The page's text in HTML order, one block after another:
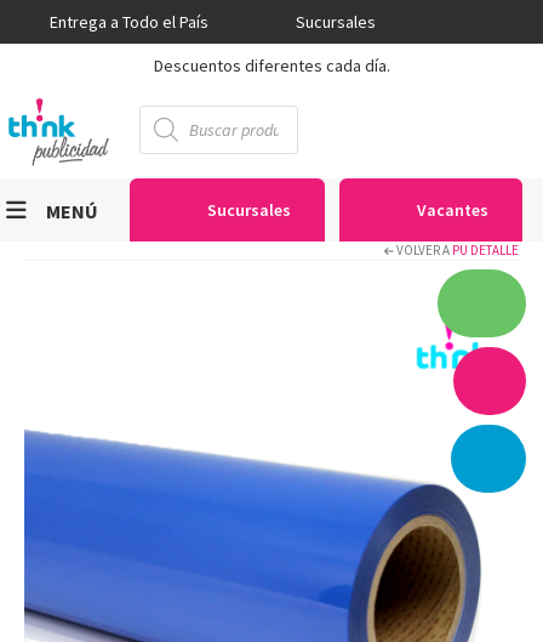
Entrega a Todo el País
Sucursales
Descuentos diferentes cada día.
Búsqueda
de
productos
Sucursales Vacantes
MENÚ
Equipos
VOLVER A PU DETALLE